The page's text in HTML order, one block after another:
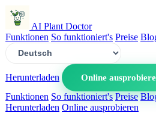
AI Plant Doctor
Funktionen So funktioniert's Preise
Herunterladen
Online
Funktionen So funktioniert's Preise
Herunterladen Online ausprobieren